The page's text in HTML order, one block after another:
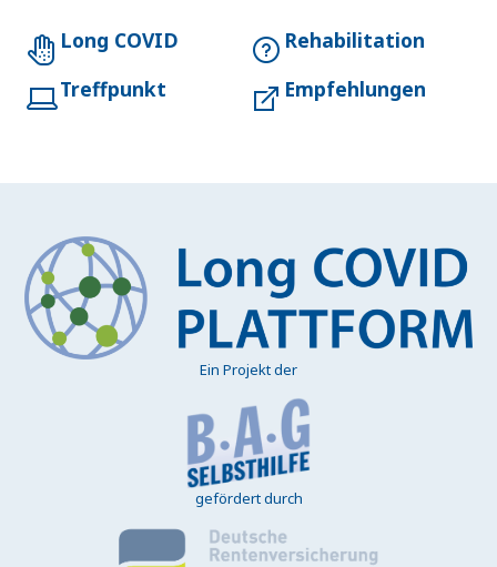
Long COVID
Rehabilitation
Treffpunkt
Empfehlungen
Ein Projekt der
gefördert durch